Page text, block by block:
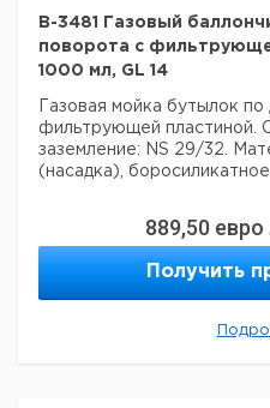
B-3481 Газовый
поворота с
1000 мл, GL 14
Газовая мойка бутылок
фильтрующей пластиной.
заземление: NS 29/32.
(насадка),
889,50 евро
Получить